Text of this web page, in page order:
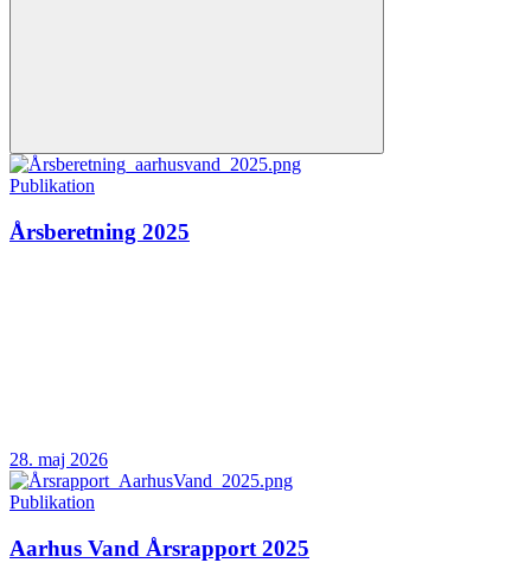
Publikation
Årsberetning 2025
28. maj 2026
Publikation
Aarhus Vand Årsrapport 2025